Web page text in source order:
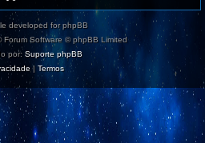
developed for phpBB
Forum Software © phpBB Limited
por: Suporte phpBB
| Termos